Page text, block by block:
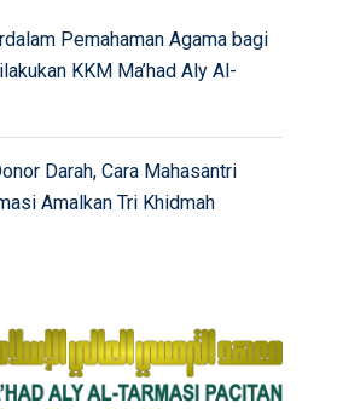
Pemahaman Agama bagi
KKM Ma’had Aly Al-
Darah, Cara Mahasantri
Amalkan Tri Khidmah